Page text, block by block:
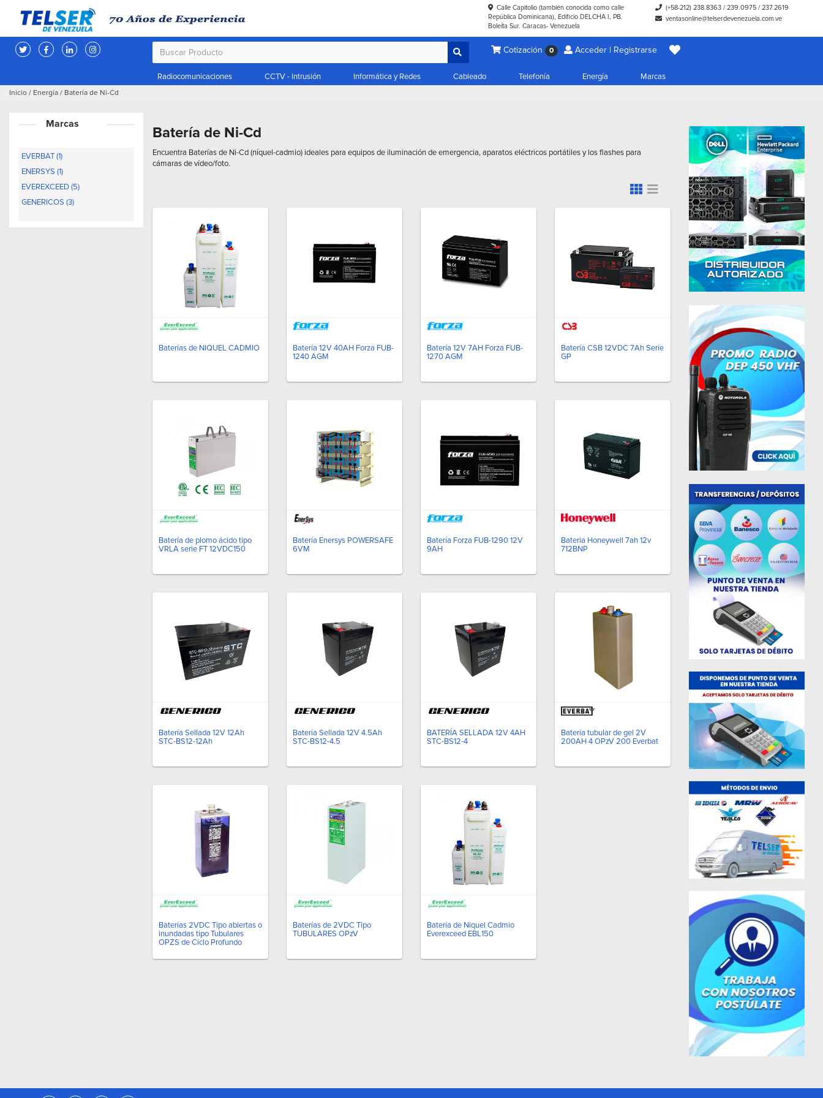
Calle Capitolio (también conocida como calle
República Dominicana), Edificio DELCHA I, PB.
Boleíta Sur. Caracas- Venezuela
(+58-212) 238.8363 /239.0975 /237.2619
ventasonline@telserdevenezuela.com.ve
Cotización 0 Acceder | Registrarse
Radiocomunicaciones CCTV - Intrusión Informática y Redes Cableado Telefonía Energía Marcas
Inicio / Energía / Batería de Ni-Cd
Marcas
EVERBAT (1)
ENERSYS (1)
EVEREXCEED (5)
GENERICOS (3)
Batería de Ni-Cd
Encuentra Baterías de Ni-Cd (níquel-cadmio) ideales para equipos de iluminación de emergencia, aparatos eléctricos portátiles y los flashes para
cámaras de vídeo/foto.
Baterías de NIQUEL CADMIO
Batería 12V 40AH Forza FUB-
1240 AGM
Batería 12V 7AH Forza FUB-
1270 AGM
Batería CSB 12VDC 7Ah Serie
GP
Batería de plomo ácido tipo
VRLA serie FT 12VDC150
Batería Enersys POWERSAFE
6VM
Batería Forza FUB-1290 12V
9AH
Bateria Honeywell 7ah 12v
712BNP
Batería Sellada 12V 12Ah
STC-BS12-12Ah
Batería Sellada 12V 4.5Ah
STC-BS12-4.5
BATERÍA SELLADA 12V 4AH
STC-BS12-4
Batería tubular de gel 2V
200AH 4 OPzV 200 Everbat
Baterías 2VDC Tipo abiertas o
inundadas tipo Tubulares
OPZS de Ciclo Profundo
Baterías de 2VDC Tipo
TUBULARES OPzV
Batería de Niquel Cadmio
Everexceed EBL150